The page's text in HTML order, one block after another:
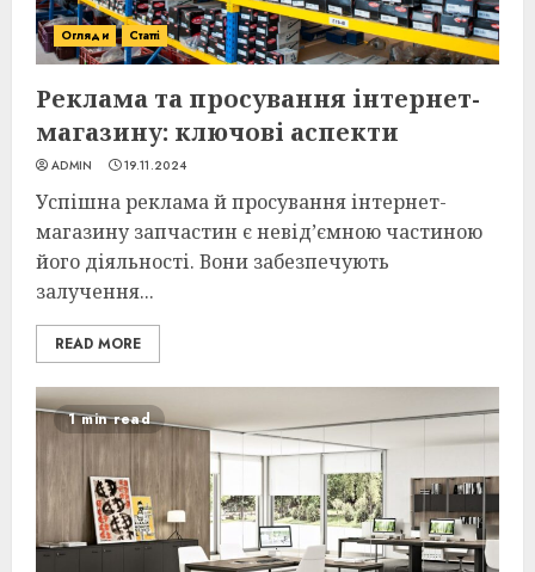
Огляди Статті
Реклама та просування інтернет-
магазину: ключові аспекти
ADMIN 19.11.2024
Успішна реклама й просування інтернет-
магазину запчастин є невід’ємною частиною
його діяльності. Вони забезпечують
залучення...
READ MORE
1 min read